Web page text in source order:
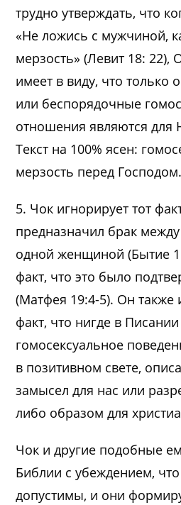
трудно утверждать, что
«Не ложись с мужчиной,
мерзость» (Левит 18: 22),
имеет в виду, что только
или беспорядочные
отношения являются для
Текст на 100% ясен:
мерзость перед Господом.
5. Чок игнорирует тот
предназначил брак
одной женщиной (Бытие
факт, что это было
(Матфея 19:4-5). Он также
факт, что нигде в
гомосексуальное
в позитивном свете,
замысел для нас или
либо образом для
Чок и другие подобные
Библии с убеждением,
допустимы, и они